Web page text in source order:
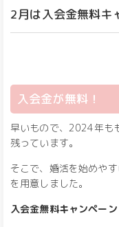
2月は入会金無料キ
入会金が無料！
早いもので、2024年も
残っています。
そこで、婚活を始めや
を用意しました。
入会金無料キャンペーン